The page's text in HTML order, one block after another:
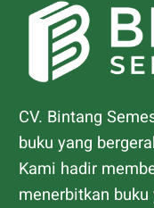
CV. Bintang
buku yang
Kami hadir
menerbitkan